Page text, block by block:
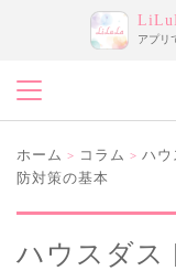
アプリ
ホーム > コラム > ハウ
防対策の基本
ハウスダス